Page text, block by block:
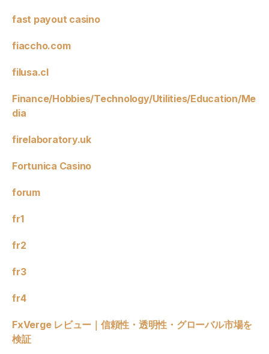
fast payout casino
fiaccho.com
filusa.cl
Finance/Hobbies/Technology/Utilities/Education/Me
dia
firelaboratory.uk
Fortunica Casino
forum
fr1
fr2
fr3
fr4
FxVerge レビュー｜信頼性・透明性・グローバル市場を
検証